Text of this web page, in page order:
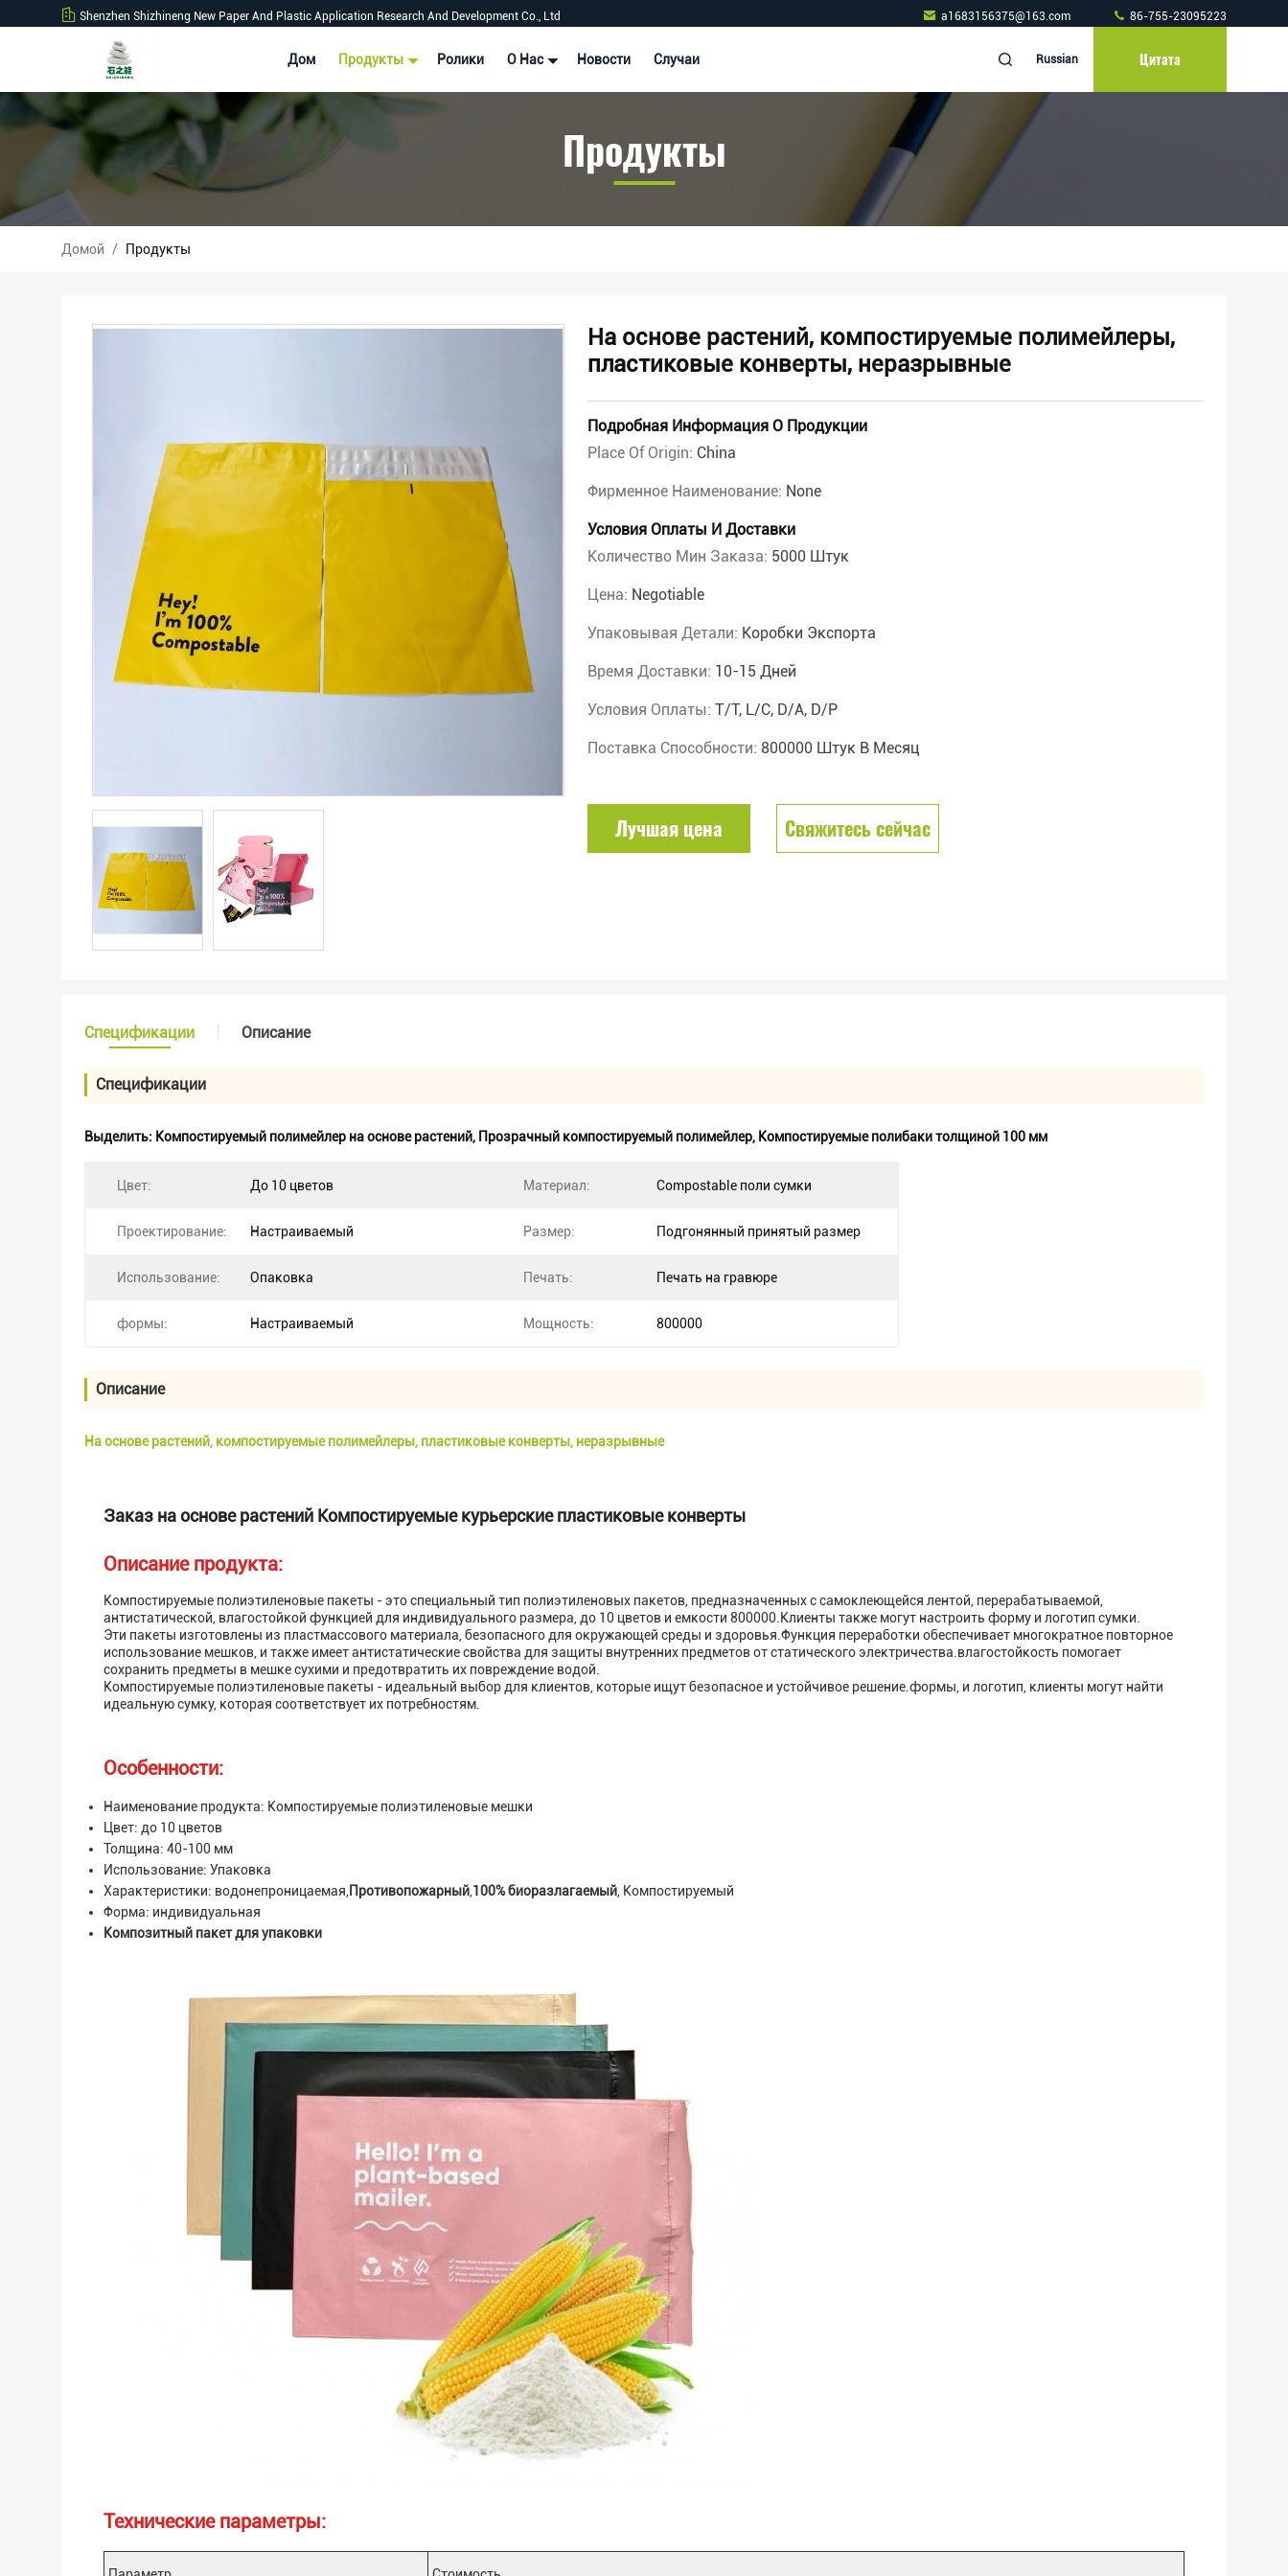
Shenzhen Shizhineng New Paper And Plastic Application Research And Development Co., Ltd a1683156375@163.com 86-755-23095223
Дом Продукты Ролики О Нас Новости Случаи Russian Цитата
Продукты
Домой / Продукты
На основе растений, компостируемые полимейлеры,
пластиковые конверты, неразрывные
Подробная Информация О Продукции
Place Of Origin: China
Фирменное Наименование: None
Условия Оплаты И Доставки
Количество Мин Заказа: 5000 Штук
Цена: Negotiable
Упаковывая Детали: Коробки Экспорта
Время Доставки: 10-15 Дней
Условия Оплаты: T/T, L/C, D/A, D/P
Поставка Способности: 800000 Штук В Месяц
Лучшая цена Свяжитесь сейчас
Спецификации Описание
Спецификации
Выделить: Компостируемый полимейлер на основе растений, Прозрачный компостируемый полимейлер, Компостируемые полибаки толщиной 100 мм
Цвет: До 10 цветов Материал: Compostable поли сумки
Проектирование: Настраиваемый Размер: Подгонянный принятый размер
Использование: Опаковка Печать: Печать на гравюре
формы: Настраиваемый Мощность: 800000
Описание
На основе растений, компостируемые полимейлеры, пластиковые конверты, неразрывные
Заказ на основе растений Компостируемые курьерские пластиковые конверты
Описание продукта:
Компостируемые полиэтиленовые пакеты - это специальный тип полиэтиленовых пакетов, предназначенных с самоклеющейся лентой, перерабатываемой,
антистатической, влагостойкой функцией для индивидуального размера, до 10 цветов и емкости 800000.Клиенты также могут настроить форму и логотип сумки.
Эти пакеты изготовлены из пластмассового материала, безопасного для окружающей среды и здоровья.Функция переработки обеспечивает многократное повторное
использование мешков, и также имеет антистатические свойства для защиты внутренних предметов от статического электричества.влагостойкость помогает
сохранить предметы в мешке сухими и предотвратить их повреждение водой.
Компостируемые полиэтиленовые пакеты - идеальный выбор для клиентов, которые ищут безопасное и устойчивое решение.формы, и логотип, клиенты могут найти
идеальную сумку, которая соответствует их потребностям.
Особенности:
Наименование продукта: Компостируемые полиэтиленовые мешки
Цвет: до 10 цветов
Толщина: 40-100 мм
Использование: Упаковка
Характеристики: водонепроницаемая, Противопожарный 100% биоразлагаемый , Компостируемый
Форма: индивидуальная
Композитный пакет для упаковки
Технические параметры: